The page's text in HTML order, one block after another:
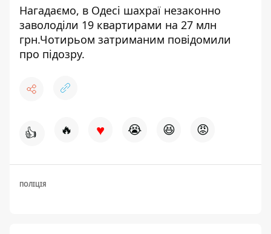
Нагадаємо, в Одесі шахраї незаконно
заволоділи 19 квартирами на 27 млн
грн.Чотирьом затриманим повідомили
про підозру.
👍 🔥 ♥ 😭 😆 😡
ПОЛІЦІЯ